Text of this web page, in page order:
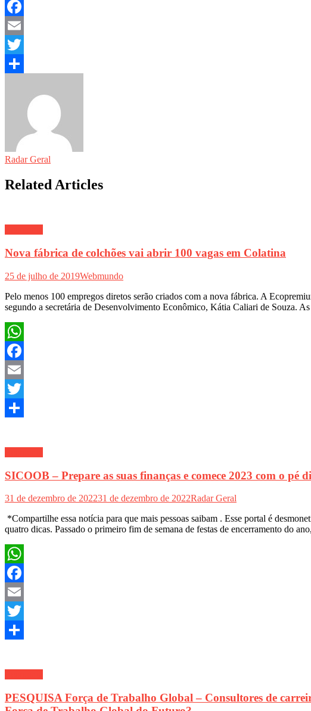
WhatsApp
Facebook
Email
Twitter
Radar Geral
Related Articles
Nova fábrica de colchões vai abrir 100 vagas em Colatina
25 de julho de 2019Webmundo
Pelo menos 100 empregos diretos serão criados com a nova fábrica. A
segundo a secretária de Desenvolvimento Econômico, Kátia Caliari de Souza.
WhatsApp
Facebook
Email
Twitter
SICOOB – Prepare as suas finanças e comece 2023 com o pé
31 de dezembro de 202231 de dezembro de 2022Radar Geral
*Compartilhe essa notícia para que mais pessoas saibam . Esse portal é
quatro dicas. Passado o primeiro fim de semana de festas de encerramento do
WhatsApp
Facebook
Email
Twitter
PESQUISA Força de Trabalho Global – Consultores de